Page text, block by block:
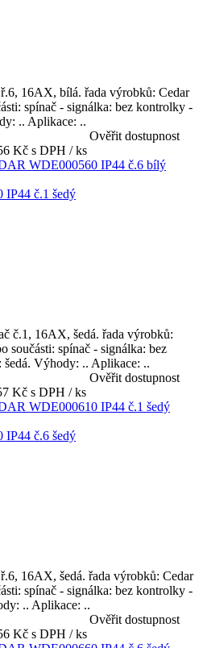
16AX, bílá. řada výrobků: Cedar
spínač - signálka: bez kontrolky -
.. Aplikace: ..
Ověřit dostupnost
Kč s DPH / ks
IP44 č.1 šedý
č.1, 16AX, šedá. řada výrobků:
součásti: spínač - signálka: bez
Výhody: .. Aplikace: ..
Ověřit dostupnost
Kč s DPH / ks
IP44 č.6 šedý
16AX, šedá. řada výrobků: Cedar
spínač - signálka: bez kontrolky -
.. Aplikace: ..
Ověřit dostupnost
Kč s DPH / ks